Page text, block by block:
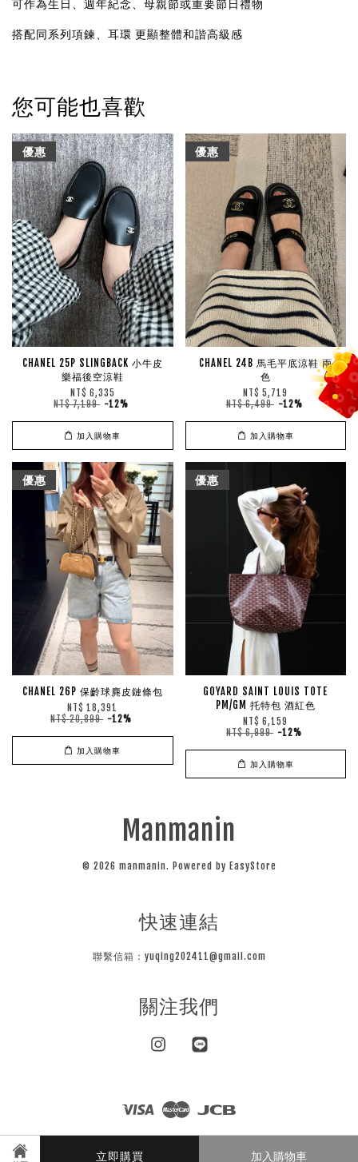
立即購買 加入購物車
可作為生日、週年紀念、母親節或重要節日禮物
搭配同系列項鍊、耳環 更顯整體和諧高級感
您可能也喜歡
優惠
CHANEL 25P SLINGBACK 小牛皮
樂福後空涼鞋
NT$ 6,335
NT$ 7,199 -12%
加入購物車
優惠
CHANEL 24B 馬毛平底涼鞋 兩
色
NT$ 5,719
NT$ 6,499 -12%
加入購物車
優惠
CHANEL 26P 保齡球麂皮鏈條包
NT$ 18,391
NT$ 20,899 -12%
加入購物車
優惠
GOYARD SAINT LOUIS TOTE
PM/GM 托特包 酒紅色
NT$ 6,159
NT$ 6,999 -12%
加入購物車
Manmanin
© 2026 manmanin. Powered by EasyStore
快速連結
聯繫信箱：yuqing202411@gmail.com
關注我們
Instagram
Visa Master